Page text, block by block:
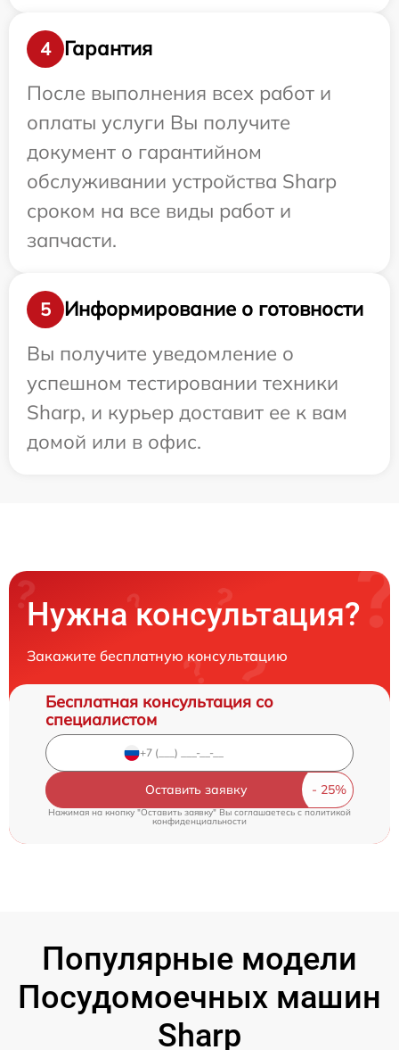
4
Гарантия
После выполнения всех работ и
оплаты услуги Вы получите
документ о гарантийном
обслуживании устройства Sharp
сроком на все виды работ и
запчасти.
5
Информирование о готовности
Вы получите уведомление о
успешном тестировании техники
Sharp, и курьер доставит ее к вам
домой или в офис.
Нужна консультация?
Закажите бесплатную консультацию
Бесплатная консультация со
специалистом
Оставить заявку
Нажимая на кнопку "Оставить заявку" Вы соглашаетесь cполитикой
конфиденциальности
Популярные модели
Посудомоечных машин
Sharp